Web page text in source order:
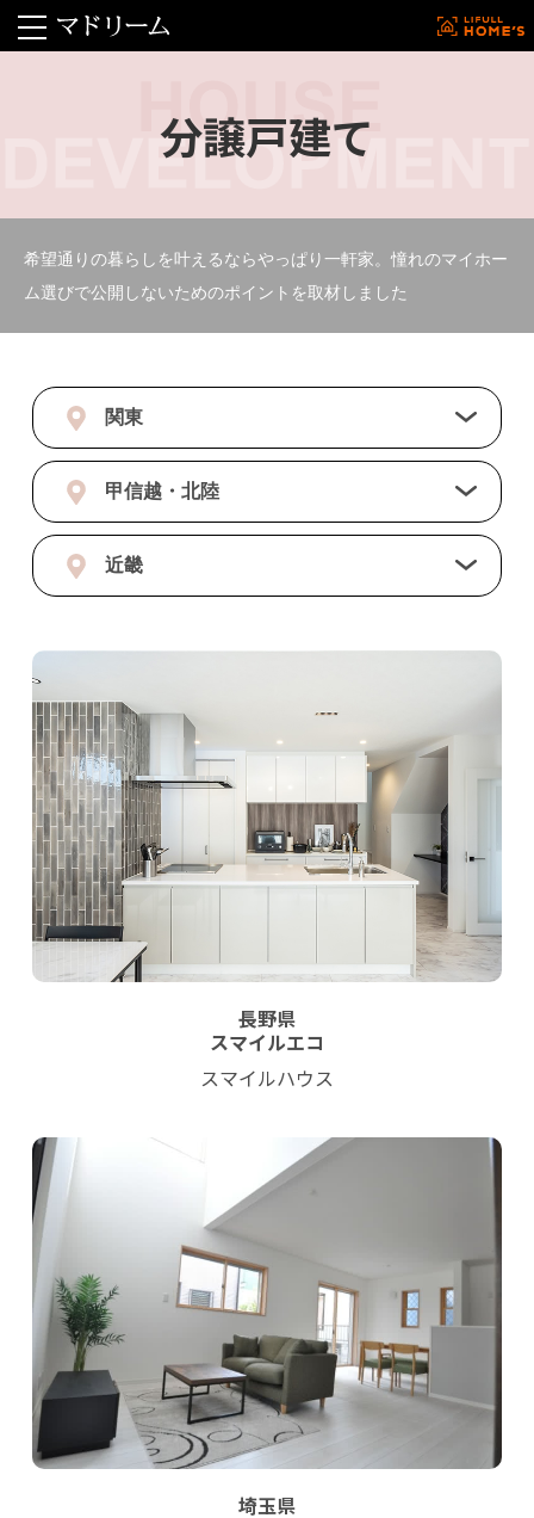
分譲戸建て
希望通りの暮らしを叶えるならやっぱり一軒家。憧れのマイホー
ム選びで公開しないためのポイントを取材しました
関東
甲信越・北陸
近畿
長野県
スマイルエコ
スマイルハウス
埼玉県